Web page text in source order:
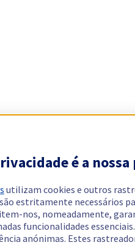
é a
utilizam cookies e outros
estritamente necessários
nos, nomeadamente,
funcionalidades
anónimas. Estes